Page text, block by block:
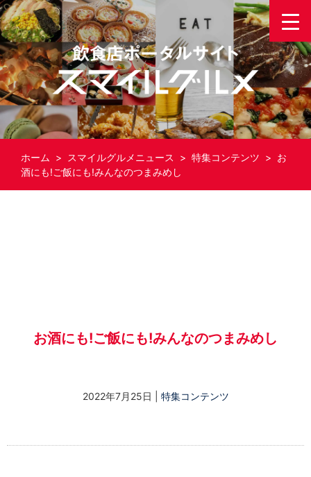
ホーム > スマイルグルメニュース > 特集コンテンツ > お
酒にも!ご飯にも!みんなのつまみめし
お酒にも!ご飯にも!みんなのつまみめし
2022年7月25日 特集コンテンツ